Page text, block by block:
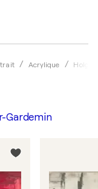
Acrylique Holger
Gardemin